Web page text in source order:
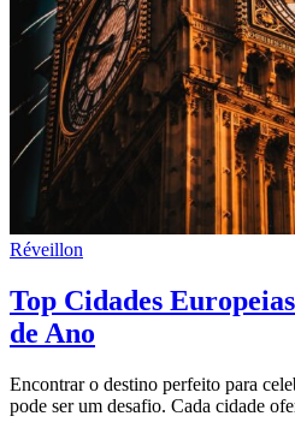
Réveillon
Top Cidades
de Ano
Encontrar o destino perfeito para
pode ser um desafio. Cada cidade